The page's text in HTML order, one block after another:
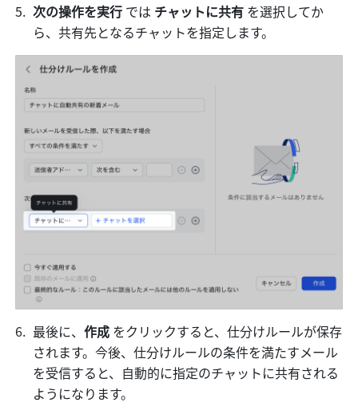
次の操作を実行 では チャットに共有 を選択してか
ら、共有先となるチャットを指定します。
最後に、作成 をクリックすると、仕分けルールが保存
されます。今後、仕分けルールの条件を満たすメール
を受信すると、自動的に指定のチャットに共有される
ようになります。